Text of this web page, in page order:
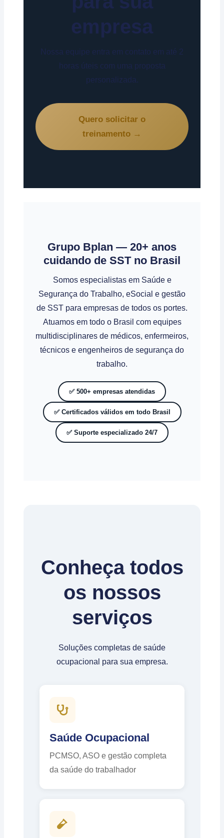
empresa
Nossa equipe entra em contato em até 2
horas úteis com uma proposta
personalizada.
Quero solicitar o
treinamento →
Grupo Bplan — 20+ anos
cuidando de SST no Brasil
Somos especialistas em Saúde e
Segurança do Trabalho, eSocial e gestão
de SST para empresas de todos os portes.
Atuamos em todo o Brasil com equipes
multidisciplinares de médicos, enfermeiros,
técnicos e engenheiros de segurança do
trabalho.
✅ 500+ empresas atendidas
✅ Certificados válidos em todo Brasil
✅ Suporte especializado 24/7
Conheça todos
os nossos
serviços
Soluções completas de saúde
ocupacional para sua empresa.
Saúde Ocupacional
PCMSO, ASO e gestão completa
da saúde do trabalhador